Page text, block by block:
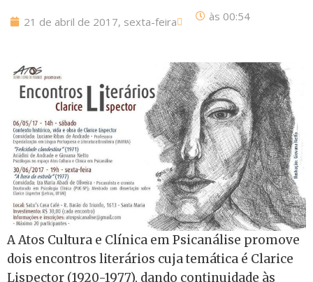
21 de abril de 2017, sexta-feira às 00:54
A Atos Cultura e Clínica em Psicanálise promove
dois encontros literários cuja temática é Clarice
Lispector (1920-1977), dando continuidade às